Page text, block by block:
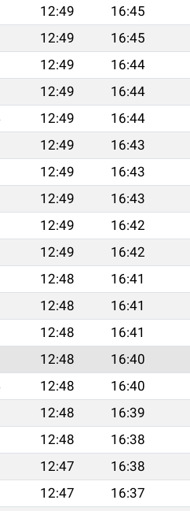
12:49 16:45
12:49 16:45
12:49 16:44
12:49 16:44
12:49 16:44
12:49 16:43
12:49 16:43
12:49 16:43
12:49 16:42
12:49 16:42
12:48 16:41
12:48 16:41
12:48 16:41
12:48 16:40
12:48 16:40
12:48 16:39
12:48 16:38
12:47 16:38
12:47 16:37